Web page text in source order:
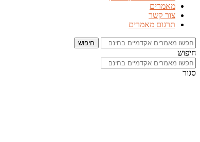
מאמרים
צור קשר
תרגום מאמרים
חיפוש
חיפוש
סגור